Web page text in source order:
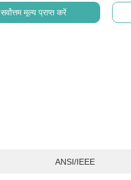
सर्वोत्तम मूल्य प्राप्त करें
ANSI/IEEE